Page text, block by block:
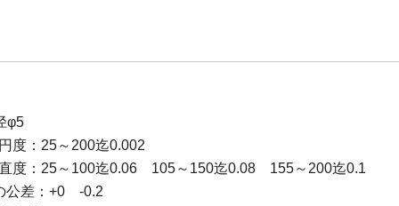
φ5
度：25～200迄0.002
度：25～100迄0.06 105～150迄0.08 155～200迄0.1
公差：+0 -0.2